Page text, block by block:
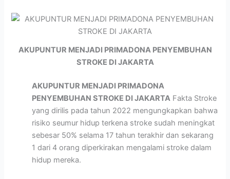
AKUPUNTUR MENJADI PRIMADONA PENYEMBUHAN
STROKE DI JAKARTA
AKUPUNTUR MENJADI PRIMADONA
PENYEMBUHAN STROKE DI JAKARTA Fakta Stroke
yang dirilis pada tahun 2022 mengungkapkan bahwa
risiko seumur hidup terkena stroke sudah meningkat
sebesar 50% selama 17 tahun terakhir dan sekarang
1 dari 4 orang diperkirakan mengalami stroke dalam
hidup mereka.